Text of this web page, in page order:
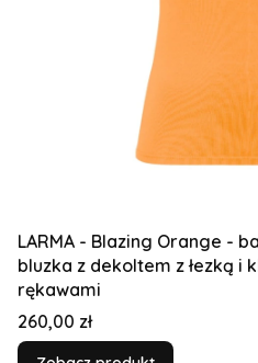
LARMA - Blazing Orange -
bluzka z dekoltem z łezką i
rękawami
Cena
260,00 zł